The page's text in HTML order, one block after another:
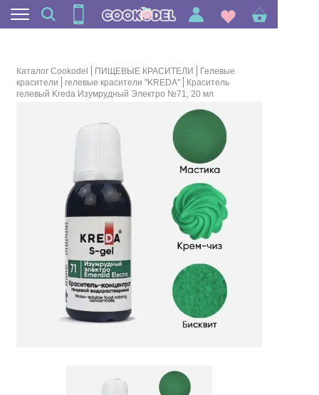
Каталог Cookodel ПИЩЕВЫЕ КРАСИТЕЛИ
Гелевые
красители
гелевые красители "KREDA"
Краситель
гелевый Kreda Изумрудный Электро №71, 20 мл